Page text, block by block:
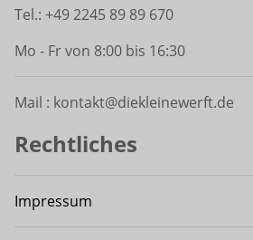
Tel.: +49 2245 89 89 670
Mo - Fr von 8:00 bis 16:30
Mail : kontakt@diekleinewerft.de
Rechtliches
Impressum